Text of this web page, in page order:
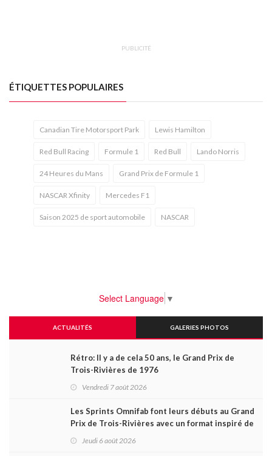
PUBLICITÉ
ÉTIQUETTES POPULAIRES
Canadian Tire Motorsport Park Lewis Hamilton
Red Bull Racing Formule 1 Red Bull Lando Norris
24 Heures du Mans Grand Prix de Formule 1
NASCAR Xfinity Mercedes F1
Saison 2025 de sport automobile NASCAR
Select Language ▼
ACTUALITÉS GALERIES PHOTOS
Rétro: Il y a de cela 50 ans, le Grand Prix de
Trois-Rivières de 1976
Vendredi 7 août 2026
Les Sprints Omnifab font leurs débuts au Grand
Prix de Trois-Rivières avec un format inspiré de
Jeudi 6 août 2026